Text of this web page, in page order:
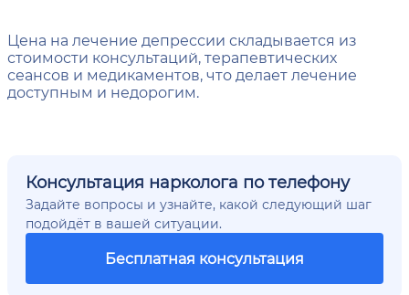
Цена на лечение депрессии складывается из
стоимости консультаций, терапевтических
сеансов и медикаментов, что делает лечение
доступным и недорогим.
Консультация нарколога по телефону
Задайте вопросы и узнайте, какой следующий шаг
подойдёт в вашей ситуации.
Бесплатная консультация